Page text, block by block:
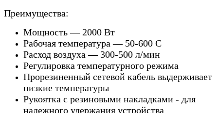
Преимущества:
Мощность — 2000 Вт
Рабочая температура — 50-600 С
Расход воздуха — 300-500 л/мин
Регулировка температурного режима
Прорезиненный сетевой кабель выдерживает
низкие температуры
Рукоятка с резиновыми накладками - для
надежного удержания устройства